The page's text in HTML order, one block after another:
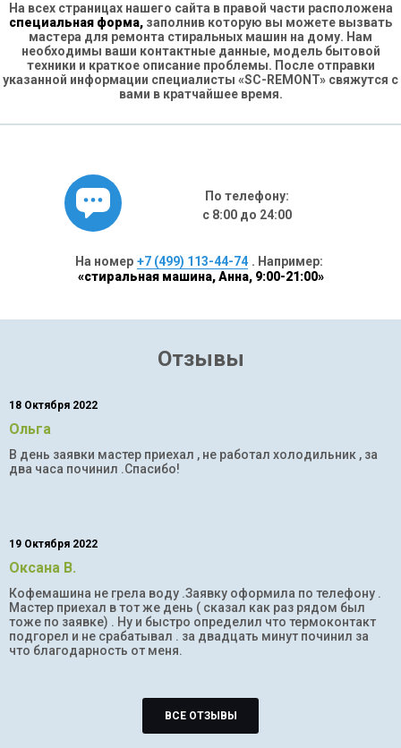
На всех страницах нашего сайта в правой части расположена
специальная форма, заполнив которую вы можете вызвать
мастера для ремонта стиральных машин на дому. Нам
необходимы ваши контактные данные, модель бытовой
техники и краткое описание проблемы. После отправки
указанной информации специалисты «SC-REMONT» свяжутся с
вами в кратчайшее время.
По телефону:
с 8:00 до 24:00
На номер +7 (499) 113-44-74 . Например:
«стиральная машина, Анна, 9:00-21:00»
Отзывы
18 Октября 2022
Ольга
В день заявки мастер приехал , не работал холодильник , за
два часа починил .Спасибо!
19 Октября 2022
Оксана В.
Кофемашина не грела воду .Заявку оформила по телефону .
Мастер приехал в тот же день ( сказал как раз рядом был
тоже по заявке) . Ну и быстро определил что термоконтакт
подгорел и не срабатывал . за двадцать минут починил за
что благодарность от меня.
ВСЕ ОТЗЫВЫ